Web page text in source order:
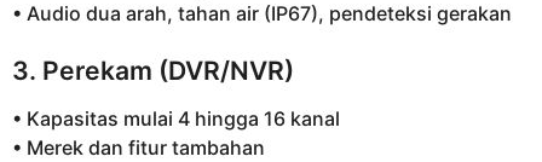
• Audio dua arah, tahan air (IP67), pendeteksi gerakan
3. Perekam (DVR/NVR)
• Kapasitas mulai 4 hingga 16 kanal
• Merek dan fitur tambahan